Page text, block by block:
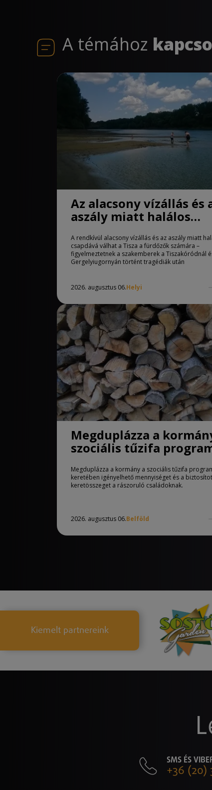
A témához
Az alacsony vízállás és
aszály miatt halálos
csapdává válhat a Tisza
A rendkívül alacsony vízállás és az aszály miatt
csapdává válhat a Tisza a fürdőzők számára –
figyelmeztetnek a szakemberek a Tiszakóródnál
Gergelyiugornyán történt tragédiák után
2026. augusztus 06.Helyi
Megduplázza a
szociális tűzifa
keretében igényelhető
mennyiséget
Megduplázza a kormány a szociális tűzifa
keretében igényelhető mennyiséget és a
keretösszeget a rászoruló családoknak.
2026. augusztus 06.Belföld
Kiemelt partnereink
SMS ÉS
+36 (20)